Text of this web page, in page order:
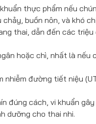
thực phẩm nếu
buồn nôn, và khó
thai, dẫn đến các
hoặc chì, nhất là nếu
đường tiết niệu
đúng cách, vi khuẩn
dưỡng cho thai nhi.